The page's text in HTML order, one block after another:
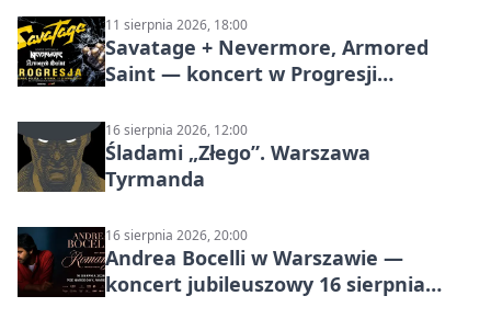
11 sierpnia 2026, 18:00
Savatage + Nevermore, Armored
Saint — koncert w Progresji
16 sierpnia 2026, 12:00
Śladami „Złego”. Warszawa
Tyrmanda
16 sierpnia 2026, 20:00
Andrea Bocelli w Warszawie —
koncert jubileuszowy 16 sierpnia